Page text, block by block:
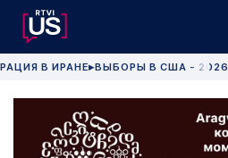
В ИРАНЕ▶ВЫБОРЫ В США - 2026